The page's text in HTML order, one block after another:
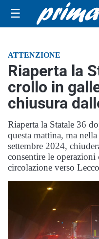
☰
ATTENZIONE
Riaperta la
crollo in
chiusura
Riaperta la Statale 36
questa mattina, ma
settembre 2024,
consentire le
circolazione verso